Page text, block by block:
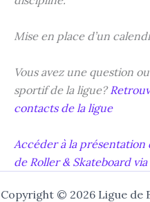
Mise en place d’un
Vous avez une question
sportif de la ligue?
contacts de la ligue
Accéder à la présentation
de Roller & Skateboard
Copyright © 2026 Ligue de